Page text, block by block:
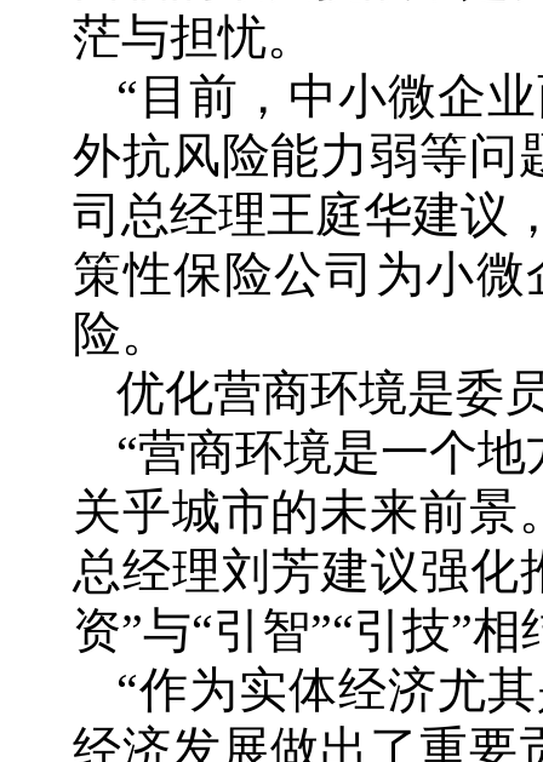
茫与担忧。
“目前，中小微企
外抗风险能力弱等问
司总经理王庭华建议
策性保险公司为小
险。
优化营商环境是委
“营商环境是一个
关乎城市的未来前景
总经理刘芳建议强化
资”与“引智”“引技”
“作为实体经济尤
经济发展做出了重要